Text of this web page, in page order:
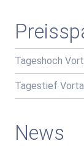
Tageshoch
Tagestief
News